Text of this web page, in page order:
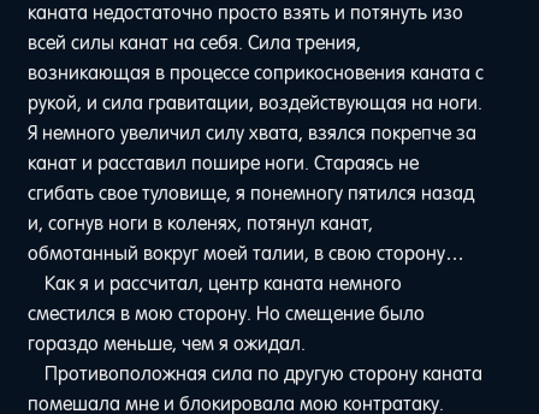
каната недостаточно просто взять и потянуть изо
всей силы канат на себя. Сила трения,
возникающая в процессе соприкосновения каната с
рукой, и сила гравитации, воздействующая на ноги.
Я немного увеличил силу хвата, взялся покрепче за
канат и расставил пошире ноги. Стараясь не
сгибать свое туловище, я понемногу пятился назад
и, согнув ноги в коленях, потянул канат,
обмотанный вокруг моей талии, в свою сторону…
Как я и рассчитал, центр каната немного
сместился в мою сторону. Но смещение было
гораздо меньше, чем я ожидал.
Противоположная сила по другую сторону каната
помешала мне и блокировала мою контратаку.